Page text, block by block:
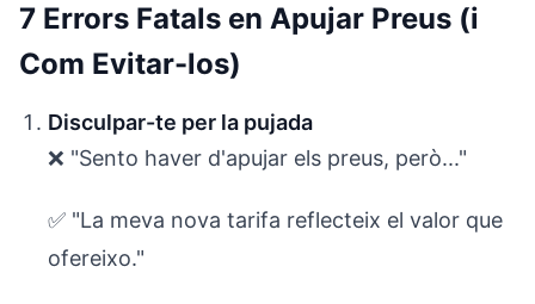
7 Errors Fatals en Apujar Preus (i
Com Evitar-los)
Disculpar-te per la pujada
❌ "Sento haver d'apujar els preus, però..."
✅ "La meva nova tarifa reflecteix el valor que
ofereixo."